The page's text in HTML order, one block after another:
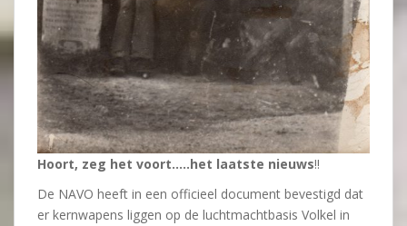
Hoort, zeg het voort…..het laatste nieuws!!
De NAVO heeft in een officieel document bevestigd dat
er kernwapens liggen op de luchtmachtbasis Volkel in